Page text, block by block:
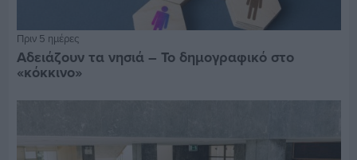
Πριν 5 ημέρες
Αδειάζουν τα νησιά – Το δημογραφικό στο
«κόκκινο»